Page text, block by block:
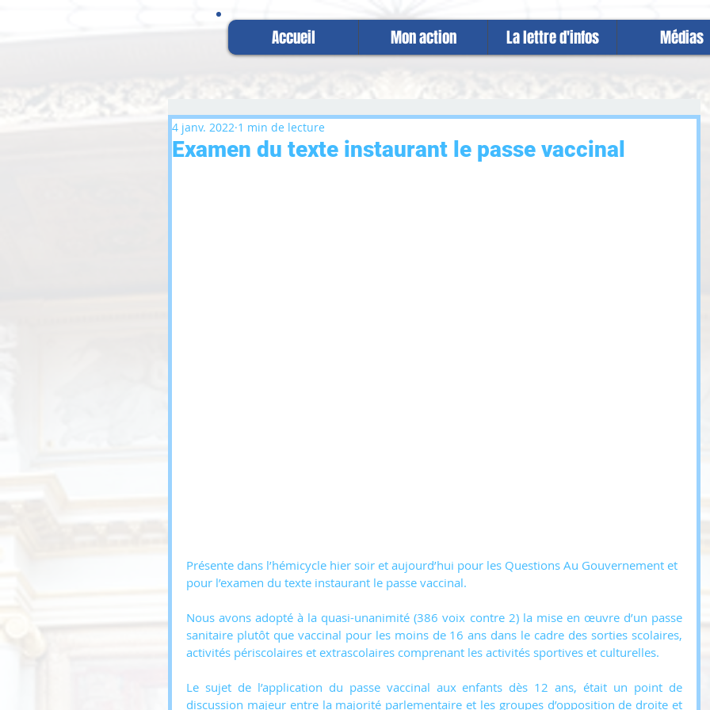
Accueil Mon action La lettre d'infos Médias
Examen du texte instaurant le passe vaccinal
4 janv. 2022 1 min de lecture
Présente dans l’hémicycle hier soir et aujourd’hui pour les Questions Au Gouvernement et
pour l’examen du texte instaurant le passe vaccinal.
Nous avons adopté à la quasi-unanimité (386 voix contre 2) la mise en œuvre d’un passe
sanitaire plutôt que vaccinal pour les moins de 16 ans dans le cadre des sorties scolaires,
activités périscolaires et extrascolaires comprenant les activités sportives et culturelles.
Le sujet de l’application du passe vaccinal aux enfants dès 12 ans, était un point de
discussion majeur entre la majorité parlementaire et les groupes d’opposition de droite et